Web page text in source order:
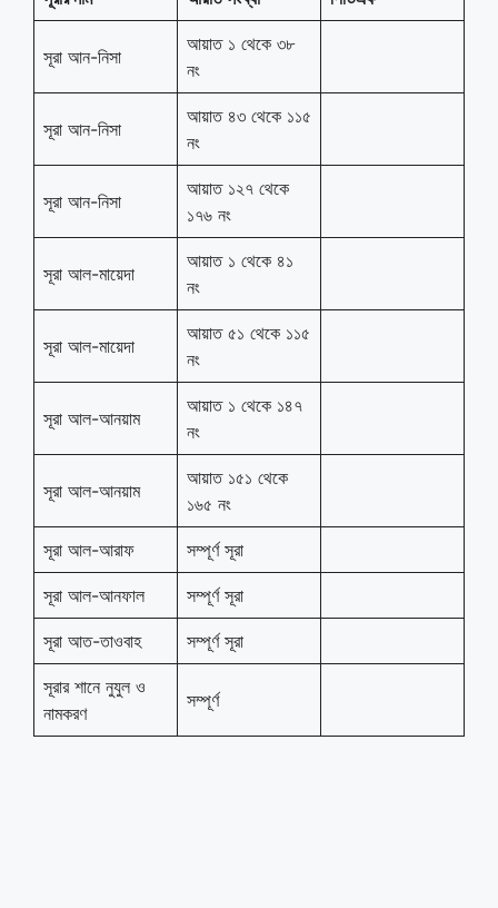
সূরা আন-নিসা
আয়াত ১ থেকে ৩৮
নং
সূরা আন-নিসা
আয়াত ৪৩ থেকে ১১৫
নং
সূরা আন-নিসা
আয়াত ১২৭ থেকে
১৭৬ নং
সূরা আল-মায়েদা
আয়াত ১ থেকে ৪১
নং
সূরা আল-মায়েদা
আয়াত ৫১ থেকে ১১৫
নং
সূরা আল-আনয়াম
আয়াত ১ থেকে ১৪৭
নং
সূরা আল-আনয়াম
আয়াত ১৫১ থেকে
১৬৫ নং
সূরা আল-আরাফ সম্পূর্ণ সূরা
সূরা আল-আনফাল সম্পূর্ণ সূরা
সূরা আত-তাওবাহ সম্পূর্ণ সূরা
সূরার শানে নুযুল ও
নামকরণ
সম্পূর্ণ